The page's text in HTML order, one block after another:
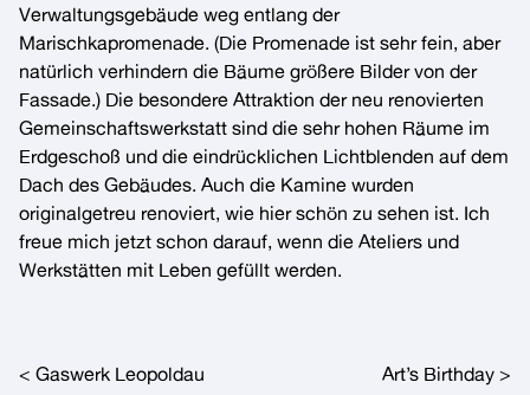
Verwaltungsgebäude weg entlang der
Marischkapromenade. (Die Promenade ist sehr fein, aber
natürlich verhindern die Bäume größere Bilder von der
Fassade.) Die besondere Attraktion der neu renovierten
Gemeinschaftswerkstatt sind die sehr hohen Räume im
Erdgeschoß und die eindrücklichen Lichtblenden auf dem
Dach des Gebäudes. Auch die Kamine wurden
originalgetreu renoviert, wie hier schön zu sehen ist. Ich
freue mich jetzt schon darauf, wenn die Ateliers und
Werkstätten mit Leben gefüllt werden.
Post navigation
Gaswerk Leopoldau Art’s Birthday